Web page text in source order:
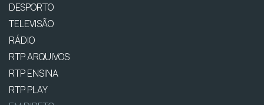
DESPORTO
TELEVISÃO
RÁDIO
RTP ARQUIVOS
RTP ENSINA
RTP PLAY